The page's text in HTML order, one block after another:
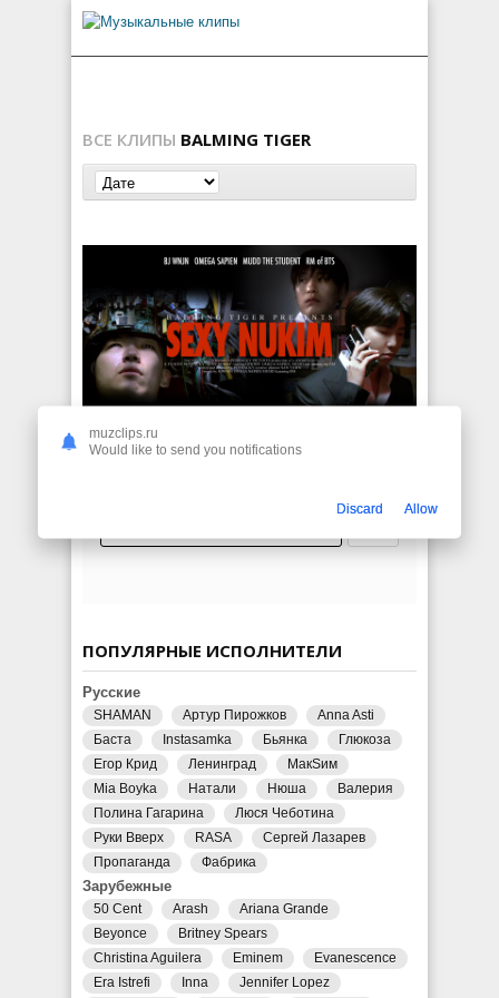
ВСЕ КЛИПЫ BALMING TIGER
Balming Tiger ft. RM of BTS — Sexy Nukim
ПОПУЛЯРНЫЕ ИСПОЛНИТЕЛИ
Русские
SHAMAN Артур Пирожков
Anna Asti
Баста
Instasamka Бьянка
Глюкоза
Егор Крид
Ленинград
МакSим
Mia Boyka
Натали Нюша
Валерия
Полина Гагарина
Люся Чеботина
Руки Вверх
RASA
Сергей Лазарев
Пропаганда
Фабрика
Зарубежные
50 Cent Arash
Ariana Grande
Beyonce
Britney Spears
Christina Aguilera
Eminem
Evanescence
Era Istrefi
Inna Jennifer Lopez
muzclips.ru
Would like to send you notifications
Discard Allow